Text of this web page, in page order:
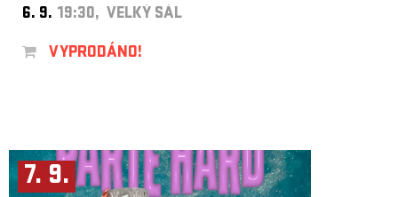
6. 9. 19:30, VELKÝ SÁL
VYPRODÁNO!
7. 9.